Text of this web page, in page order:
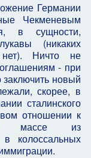
Германии
Чекменевым
в сущности,
(никаких
нет). Ничто не
- при
новый
скорее, в
сталинского
отношении к
массе из
колоссальных